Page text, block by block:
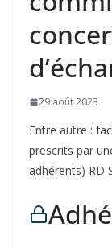
29 août 2023
Entre autre :
prescrits par
adhérents) RD